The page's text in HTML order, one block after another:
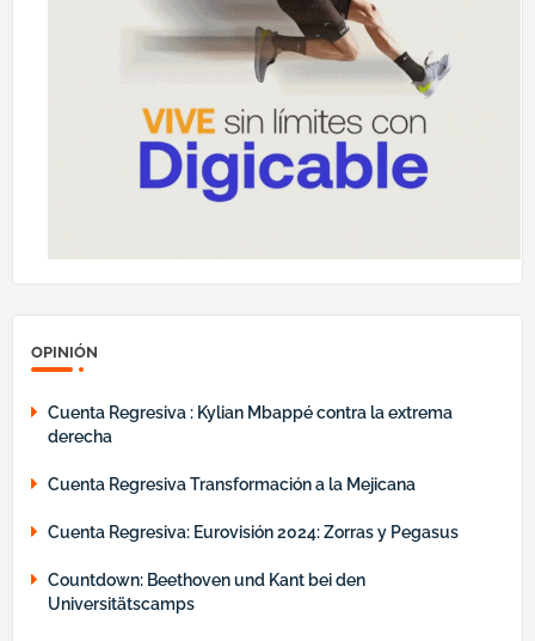
OPINIÓN
Cuenta Regresiva : Kylian Mbappé contra la extrema
derecha
Cuenta Regresiva Transformación a la Mejicana
Cuenta Regresiva: Eurovisión 2024: Zorras y Pegasus
Countdown: Beethoven und Kant bei den
Universitätscamps